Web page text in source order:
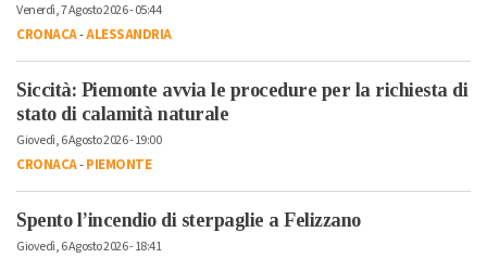
Venerdì, 7 Agosto 2026 - 05:44
CRONACA-ALESSANDRIA
Siccità: Piemonte avvia le procedure per la richiesta di
stato di calamità naturale
Giovedì, 6 Agosto 2026 - 19:00
CRONACA-PIEMONTE
Spento l’incendio di sterpaglie a Felizzano
Giovedì, 6 Agosto 2026 - 18:41